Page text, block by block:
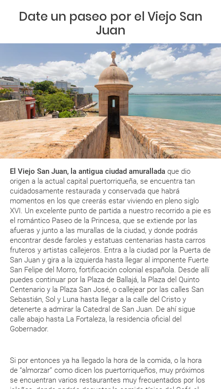
Date un paseo por el Viejo San
Juan
El Viejo San Juan, la antigua ciudad amurallada que dio
origen a la actual capital puertorriqueña, se encuentra tan
cuidadosamente restaurada y conservada que habrá
momentos en los que creerás estar viviendo en pleno siglo
XVI. Un excelente punto de partida a nuestro recorrido a pie es
el romántico Paseo de la Princesa, que se extiende por las
afueras y junto a las murallas de la ciudad, y donde podrás
encontrar desde faroles y estatuas centenarias hasta carros
fruteros y artistas callejeros. Entra a la ciudad por la Puerta de
San Juan y gira a la izquierda hasta llegar al imponente Fuerte
San Felipe del Morro, fortificación colonial española. Desde allí
puedes continuar por la Plaza de Ballajá, la Plaza del Quinto
Centenario y la Plaza San José, o callejear por las calles San
Sebastián, Sol y Luna hasta llegar a la calle del Cristo y
detenerte a admirar la Catedral de San Juan. De ahí sigue
calle abajo hasta La Fortaleza, la residencia oficial del
Gobernador.
Si por entonces ya ha llegado la hora de la comida, o la hora
de “almorzar” como dicen los puertorriqueños, muy próximos
se encuentran varios restaurantes muy frecuentados por los